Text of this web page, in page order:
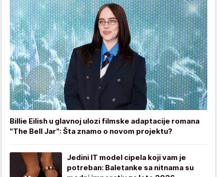
Billie Eilish u glavnoj ulozi filmske adaptacije romana
"The Bell Jar": Šta znamo o novom projektu?
Jedini IT model cipela koji vam je
potreban: Baletanke sa nitnama su